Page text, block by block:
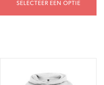
SELECTEER EEN OPTIE